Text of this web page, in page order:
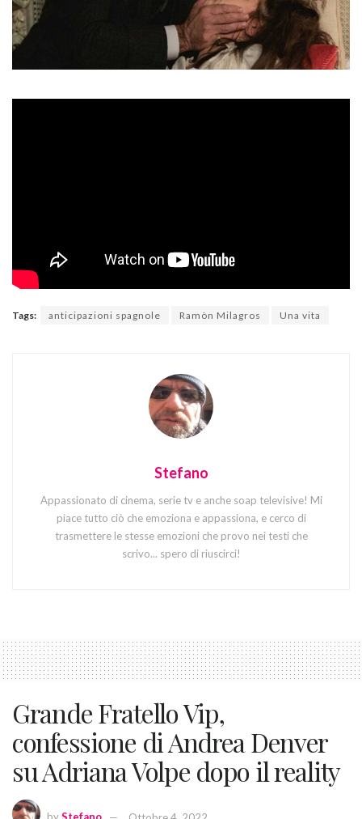
Tags: anticipazioni spagnole Ramòn Milagros Una vita
Stefano
Appassionato di cinema, serie tv e anche soap televisive! Mi
piace tutto ciò che emoziona e appassiona, e cerco di
trasmettere le stesse emozioni che provo nei testi che
scrivo... spero di riuscirci!
Grande Fratello Vip,
confessione di Andrea Denver
su Adriana Volpe dopo il reality